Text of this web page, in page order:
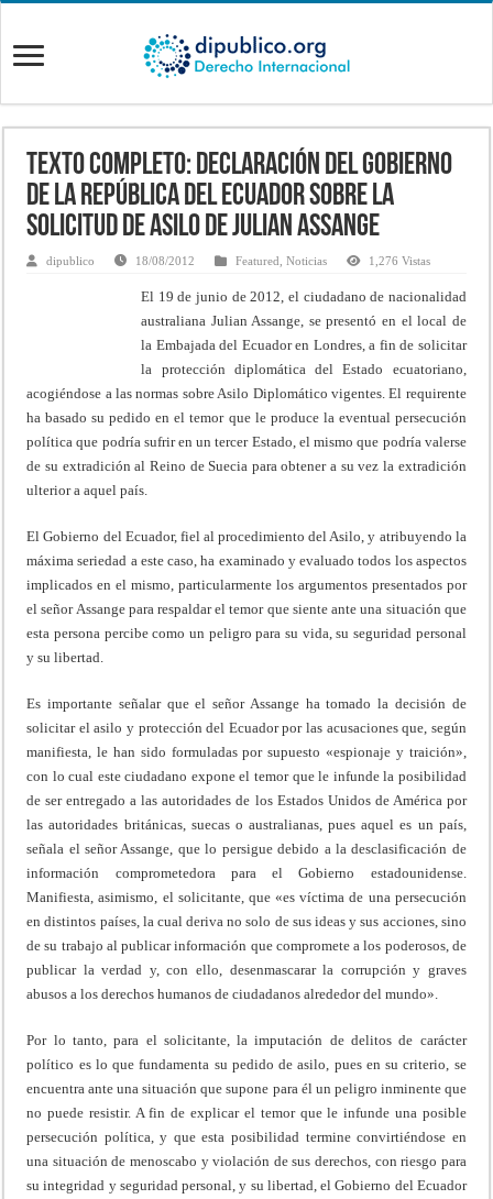
Texto Completo: Declaración del Gobierno
de la República del Ecuador sobre la
solicitud de asilo de Julian Assange
dipublico 18/08/2012 Featured ,Noticias 1,276 Vistas
El 19 de junio de 2012, el ciudadano de nacionalidad
australiana Julian Assange, se presentó en el local de
la Embajada del Ecuador en Londres, a fin de solicitar
la protección diplomática del Estado ecuatoriano,
acogiéndose a las normas sobre Asilo Diplomático vigentes. El requirente
ha basado su pedido en el temor que le produce la eventual persecución
política que podría sufrir en un tercer Estado, el mismo que podría valerse
de su extradición al Reino de Suecia para obtener a su vez la extradición
ulterior a aquel país.
El Gobierno del Ecuador, fiel al procedimiento del Asilo, y atribuyendo la
máxima seriedad a este caso, ha examinado y evaluado todos los aspectos
implicados en el mismo, particularmente los argumentos presentados por
el señor Assange para respaldar el temor que siente ante una situación que
esta persona percibe como un peligro para su vida, su seguridad personal
y su libertad.
Es importante señalar que el señor Assange ha tomado la decisión de
solicitar el asilo y protección del Ecuador por las acusaciones que, según
manifiesta, le han sido formuladas por supuesto «espionaje y traición»,
con lo cual este ciudadano expone el temor que le infunde la posibilidad
de ser entregado a las autoridades de los Estados Unidos de América por
las autoridades británicas, suecas o australianas, pues aquel es un país,
señala el señor Assange, que lo persigue debido a la desclasificación de
información comprometedora para el Gobierno estadounidense.
Manifiesta, asimismo, el solicitante, que «es víctima de una persecución
en distintos países, la cual deriva no solo de sus ideas y sus acciones, sino
de su trabajo al publicar información que compromete a los poderosos, de
publicar la verdad y, con ello, desenmascarar la corrupción y graves
abusos a los derechos humanos de ciudadanos alrededor del mundo».
Por lo tanto, para el solicitante, la imputación de delitos de carácter
político es lo que fundamenta su pedido de asilo, pues en su criterio, se
encuentra ante una situación que supone para él un peligro inminente que
no puede resistir. A fin de explicar el temor que le infunde una posible
persecución política, y que esta posibilidad termine convirtiéndose en
una situación de menoscabo y violación de sus derechos, con riesgo para
su integridad y seguridad personal, y su libertad, el Gobierno del Ecuador